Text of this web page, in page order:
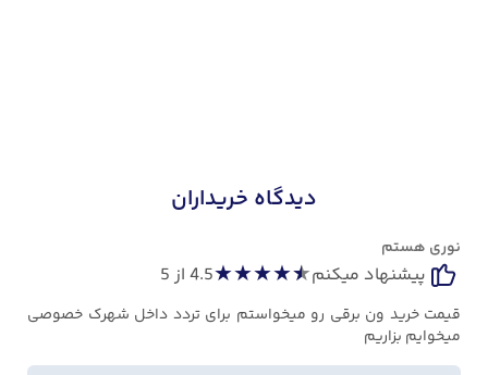
دیدگاه خریداران
نوری هستم
پیشنهاد میکنم 4.5 از 5 ★★★★★
قیمت خرید ون برقی رو میخواستم برای تردد داخل شهرک خصوصی
میخوایم بزاریم